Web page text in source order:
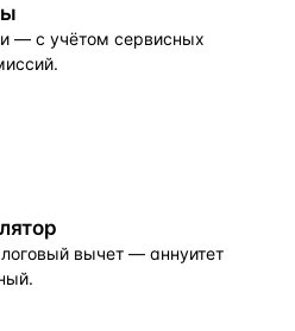
— с учётом сервисных
вычет — аннуитет